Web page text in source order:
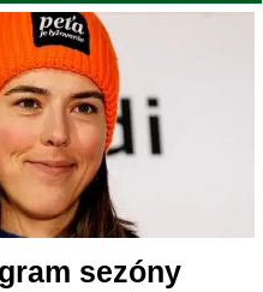
sezóny